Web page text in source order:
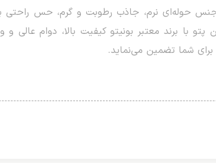
حوله‌ای نرم، جاذب رطوبت و گرم، حس
با برند معتبر بونیتو کیفیت بالا، دوام عالی
برای شما تضمین می‌نماید.